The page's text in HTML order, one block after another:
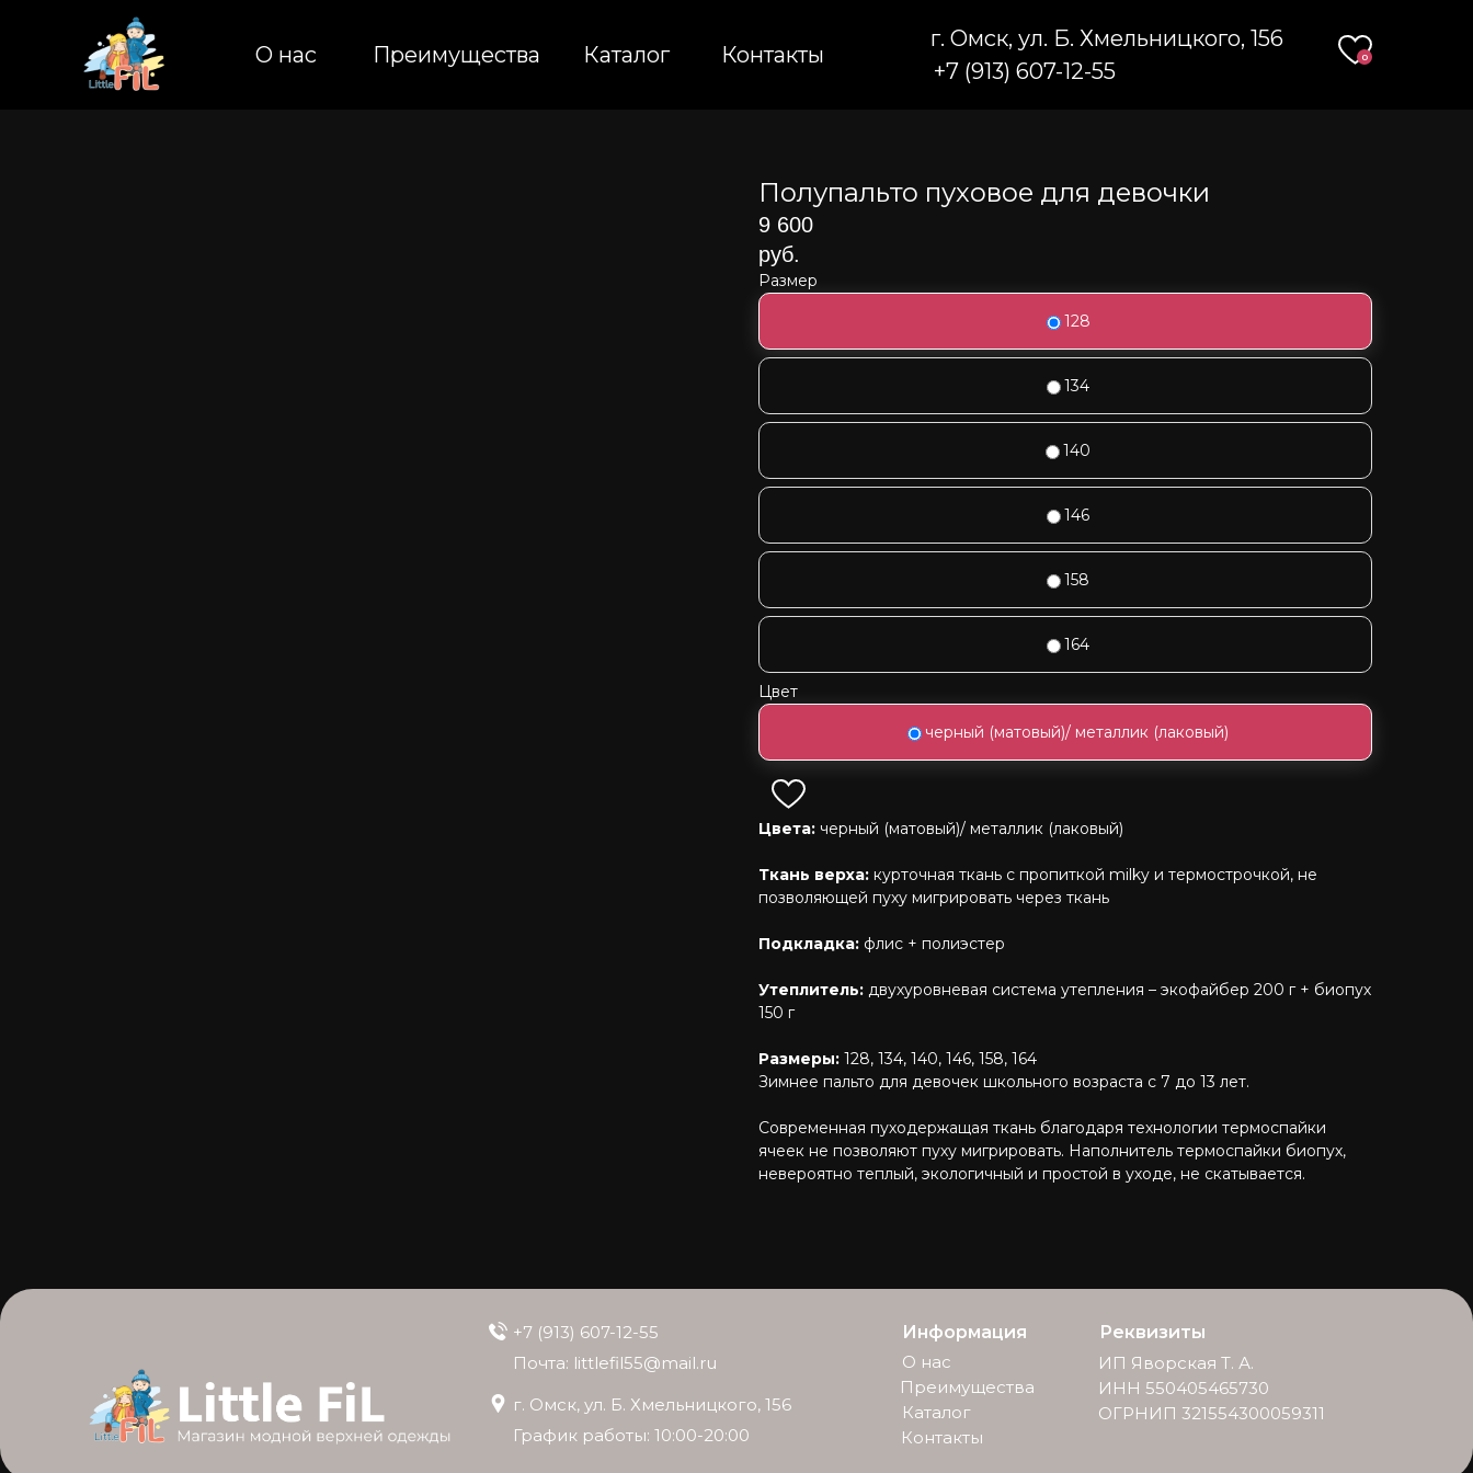
+7 (913) 607-12-55
О нас Преимущества Каталог Контакты 0
г. Омск, ул. Б. Хмельницкого, 156
+7 (913) 607-12-55
О нас Преимущества Каталог Контакты 0
Полупальто пуховое для девочки
9 600
руб.
Размер
128
134
140
146
158
164
Цвет
черный (матовый)/ металлик (лаковый)
Цвета: черный (матовый)/ металлик (лаковый)
Ткань верха: курточная ткань с пропиткой milky и термострочкой, не
позволяющей пуху мигрировать через ткань
Подкладка: флис + полиэстер
Утеплитель: двухуровневая система утепления – экофайбер 200 г + биопух
150 г
Размеры: 128, 134, 140, 146, 158, 164
Зимнее пальто для девочек школьного возраста с 7 до 13 лет.
Современная пуходержащая ткань благодаря технологии термоспайки
ячеек не позволяют пуху мигрировать. Наполнитель термоспайки биопух,
невероятно теплый, экологичный и простой в уходе, не скатывается.
Информация
График работы: 10:00-20:00
г. Омск, ул. Б. Хмельницкого, 156
Почта: littlefil55@mail.ru
+7 (913) 607-12-55
Реквизиты
ИП Яворская Т. А.
ИНН 550405465730
ОГРНИП 321554300059311
Преимущества
Каталог
Контакты
О нас